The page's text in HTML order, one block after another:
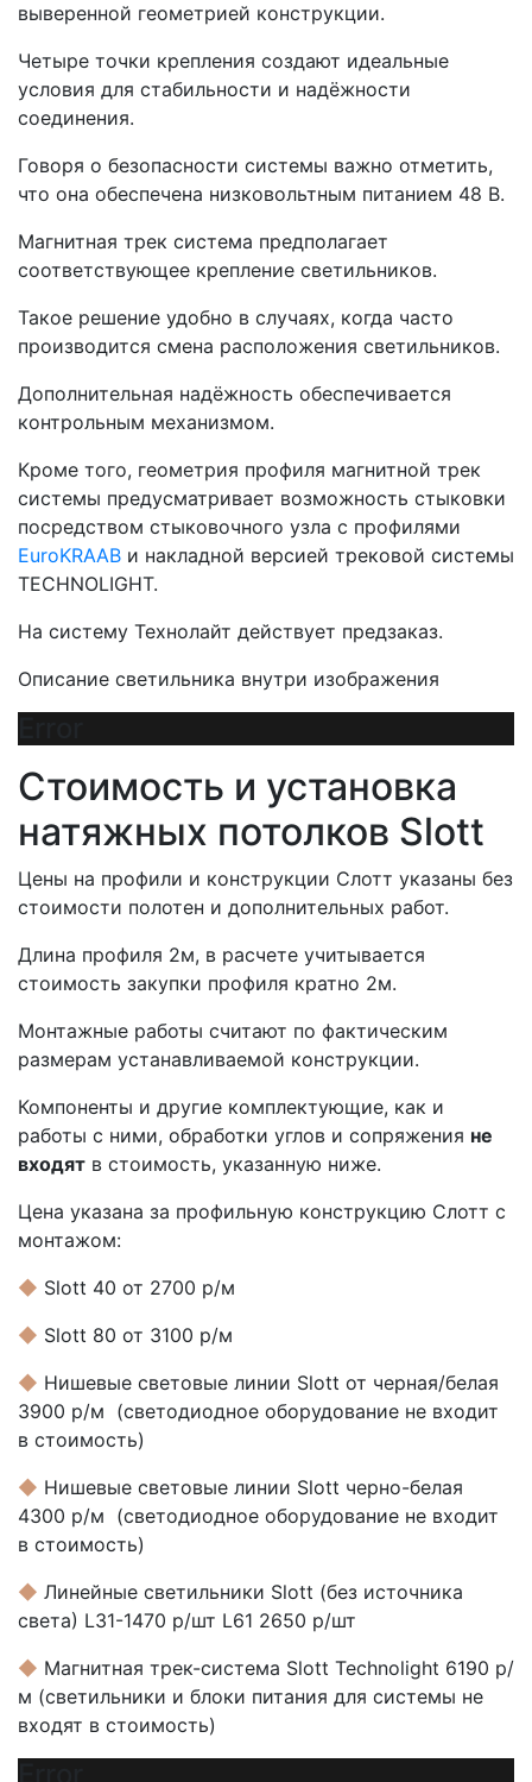
выверенной геометрией конструкции.
Четыре точки крепления создают идеальные
условия для стабильности и надёжности
соединения.
Говоря о безопасности системы важно отметить,
что она обеспечена низковольтным питанием 48 В.
Магнитная трек система предполагает
соответствующее крепление светильников.
Такое решение удобно в случаях, когда часто
производится смена расположения светильников.
Дополнительная надёжность обеспечивается
контрольным механизмом.
Кроме того, геометрия профиля магнитной трек
системы предусматривает возможность стыковки
посредством стыковочного узла с профилями
EuroKRAAB и накладной версией трековой системы
TECHNOLIGHT.
На систему Технолайт действует предзаказ.
Описание светильника внутри изображения
Стоимость и установка
натяжных потолков Slott
Цены на профили и конструкции Слотт указаны без
стоимости полотен и дополнительных работ.
Длина профиля 2м, в расчете учитывается
стоимость закупки профиля кратно 2м.
Монтажные работы считают по фактическим
размерам устанавливаемой конструкции.
Компоненты и другие комплектующие, как и
работы с ними, обработки углов и сопряжения не
входят в стоимость, указанную ниже.
Цена указана за профильную конструкцию Слотт с
монтажом:
◆ Slott 40 от 2700 р/м
◆ Slott 80 от 3100 р/м
◆ Нишевые световые линии Slott от черная/белая
3900 р/м (светодиодное оборудование не входит
в стоимость)
◆ Нишевые световые линии Slott черно-белая
4300 р/м (светодиодное оборудование не входит
в стоимость)
◆ Линейные светильники Slott (без источника
света) L31-1470 р/шт L61 2650 р/шт
◆ Магнитная трек-система Slott Technolight 6190 р/
м (светильники и блоки питания для системы не
входят в стоимость)